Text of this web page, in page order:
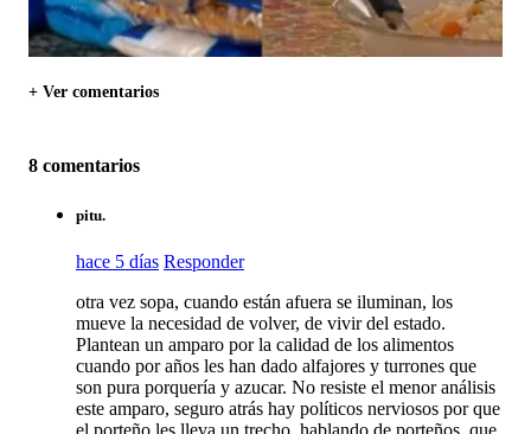
+ Ver comentarios
8 comentarios
pitu.
hace 5 días Responder
otra vez sopa, cuando están afuera se iluminan, los
mueve la necesidad de volver, de vivir del estado.
Plantean un amparo por la calidad de los alimentos
cuando por años les han dado alfajores y turrones que
son pura porquería y azucar. No resiste el menor análisis
este amparo, seguro atrás hay políticos nerviosos por que
el porteño les lleva un trecho. hablando de porteños, que